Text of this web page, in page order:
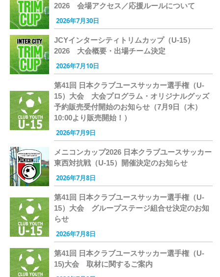
2026 会場アクセス／応援ルールについて
2026年7月30日
JCYインターシティトリムカップ（U-15）
2026 大会概要・出場チーム決定
2026年7月10日
第41回 日本クラブユースサッカー選手権（U-
15）大会 大会プログラム・オリジナルグッズ
予約販売受付開始のお知らせ（7月9日（木）
10:00より販売開始！）
2026年7月9日
メニコンカップ2026 日本クラブユースサッカー
東西対抗戦（U-15）開催決定のお知らせ
2026年7月8日
第41回 日本クラブユースサッカー選手権（U-
15）大会 グループステージ組合せ決定のお知
らせ
2026年7月8日
第41回 日本クラブユースサッカー選手権（U-
15)大会 取材に関するご案内